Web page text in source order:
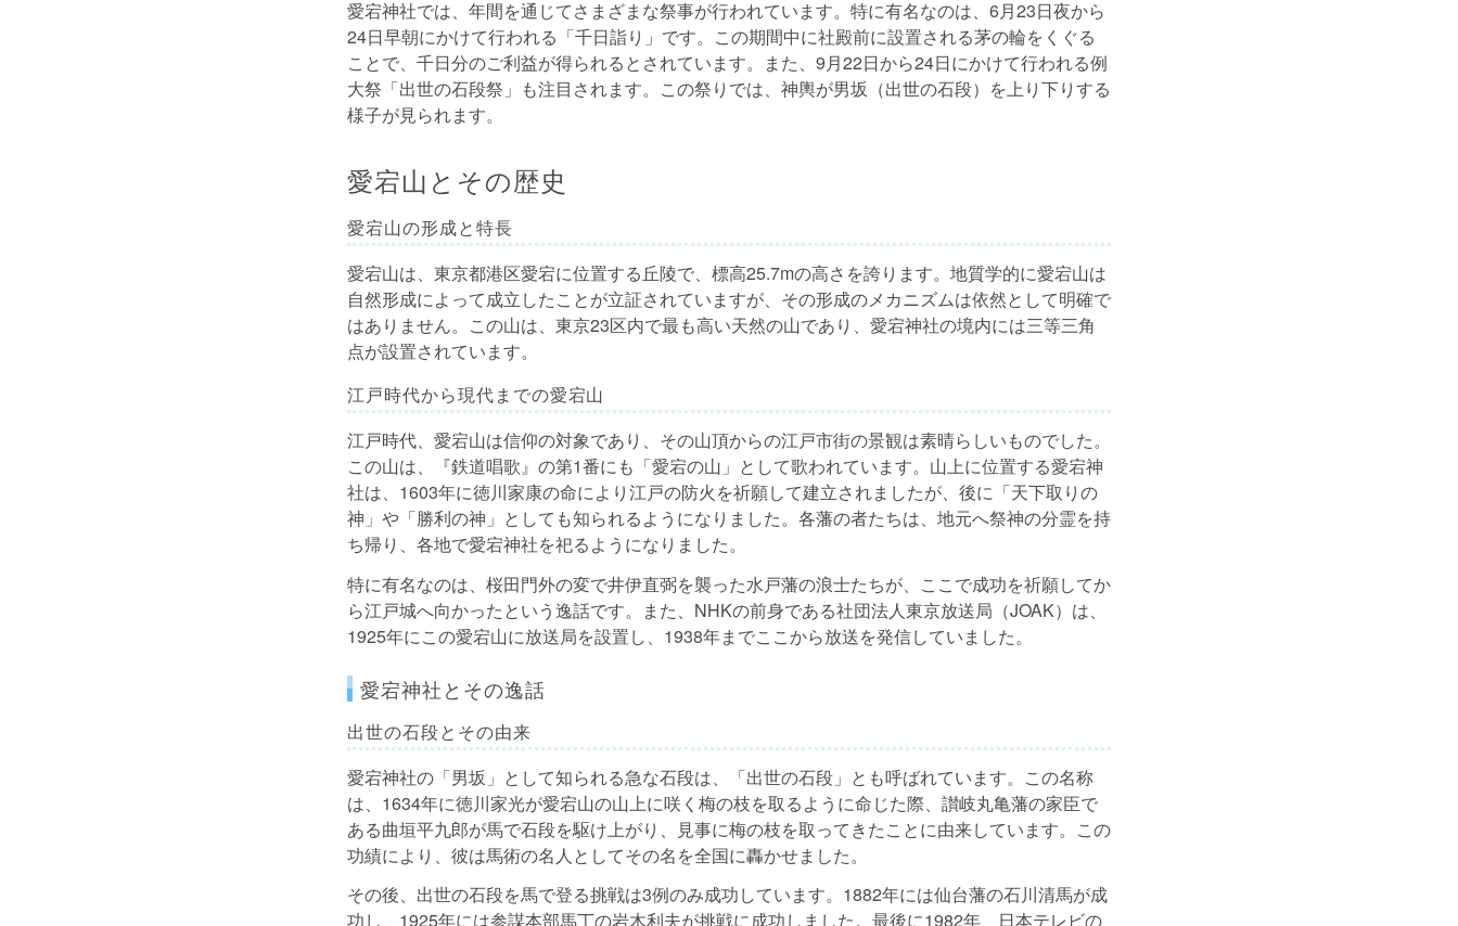
愛宕神社では、年間を通じてさまざまな祭事が行われています。特に有名なのは、6月23日夜から
24日早朝にかけて行われる「千日詣り」です。この期間中に社殿前に設置される茅の輪をくぐる
ことで、千日分のご利益が得られるとされています。また、9月22日から24日にかけて行われる例
大祭「出世の石段祭」も注目されます。この祭りでは、神輿が男坂（出世の石段）を上り下りする
様子が見られます。
愛宕山とその歴史
愛宕山の形成と特長
愛宕山は、東京都港区愛宕に位置する丘陵で、標高25.7mの高さを誇ります。地質学的に愛宕山は
自然形成によって成立したことが立証されていますが、その形成のメカニズムは依然として明確で
はありません。この山は、東京23区内で最も高い天然の山であり、愛宕神社の境内には三等三角
点が設置されています。
江戸時代から現代までの愛宕山
江戸時代、愛宕山は信仰の対象であり、その山頂からの江戸市街の景観は素晴らしいものでした。
この山は、『鉄道唱歌』の第1番にも「愛宕の山」として歌われています。山上に位置する愛宕神
社は、1603年に徳川家康の命により江戸の防火を祈願して建立されましたが、後に「天下取りの
神」や「勝利の神」としても知られるようになりました。各藩の者たちは、地元へ祭神の分霊を持
ち帰り、各地で愛宕神社を祀るようになりました。
特に有名なのは、桜田門外の変で井伊直弼を襲った水戸藩の浪士たちが、ここで成功を祈願してか
ら江戸城へ向かったという逸話です。また、NHKの前身である社団法人東京放送局（JOAK）は、
1925年にこの愛宕山に放送局を設置し、1938年までここから放送を発信していました。
愛宕神社とその逸話
出世の石段とその由来
愛宕神社の「男坂」として知られる急な石段は、「出世の石段」とも呼ばれています。この名称
は、1634年に徳川家光が愛宕山の山上に咲く梅の枝を取るように命じた際、讃岐丸亀藩の家臣で
ある曲垣平九郎が馬で石段を駆け上がり、見事に梅の枝を取ってきたことに由来しています。この
功績により、彼は馬術の名人としてその名を全国に轟かせました。
その後、出世の石段を馬で登る挑戦は3例のみ成功しています。1882年には仙台藩の石川清馬が成
功し、1925年には参謀本部馬丁の岩木利夫が挑戦に成功しました。最後に1982年、日本テレビの